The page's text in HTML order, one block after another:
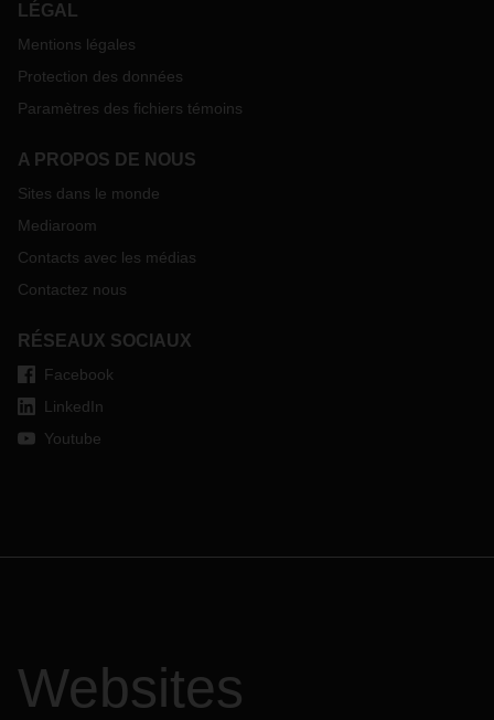
LÉGAL
Mentions légales
Protection des données
Paramètres des fichiers témoins
A PROPOS DE NOUS
Sites dans le monde
Mediaroom
Contacts avec les médias
Contactez nous
RÉSEAUX SOCIAUX
Facebook
LinkedIn
Youtube
Websites